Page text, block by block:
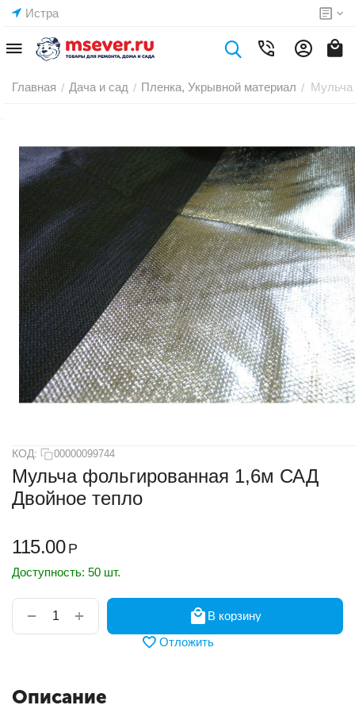
Истра
Главная / Дача и сад / Пленка, Укрывной материал / Мульча
КОД: 00000099744
Мульча фольгированная 1,6м САД
Двойное тепло
115.00 Р
Доступность: 50 шт.
+
−
В корзину
Отложить
Описание